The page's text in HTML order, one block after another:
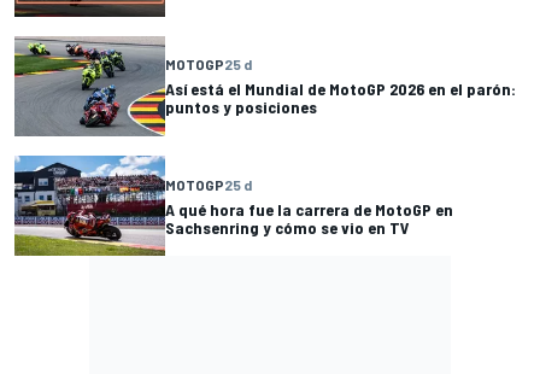
MOTOGP25 d
Así está el Mundial de MotoGP 2026 en el parón:
puntos y posiciones
MOTOGP25 d
A qué hora fue la carrera de MotoGP en
Sachsenring y cómo se vio en TV